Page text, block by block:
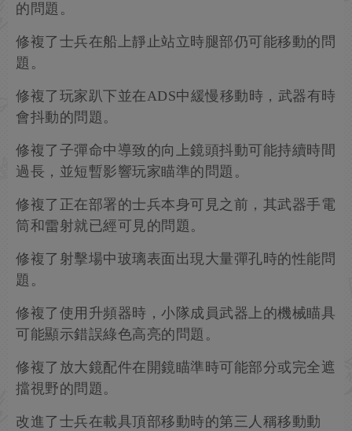
的問題。
修複了士兵在船上靜止站立時腿部仍可能移動的問
題。
修複了玩家趴下並在ADS中緩慢移動時，武器有時
會抖動的問題。
修複了子彈命中導致的向上鏡頭抖動可能持續時間
過長，並短暫影響玩家瞄準的問題。
修複了正在部署的士兵本身可見之前，其武器手電
筒和雷射就已經可見的問題。
修複了射擊場中玻璃表面出現大量彈孔時的性能問
題。
修複了使用升頻器時，小隊成員武器上的機械瞄具
可能顯示錯誤綠色高亮的問題。
修複了放大鏡配件在開鏡瞄準時可能部分或完全遮
擋視野的問題。
改進了士兵在載具頂部移動時的第三人稱移動動